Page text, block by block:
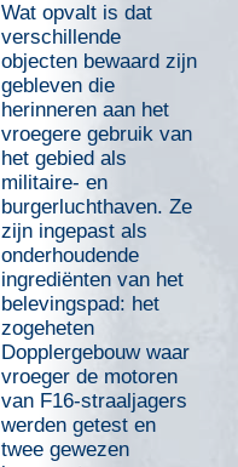
Wat opvalt is dat
verschillende
objecten bewaard zijn
gebleven die
herinneren aan het
vroegere gebruik van
het gebied als
militaire- en
burgerluchthaven. Ze
zijn ingepast als
onderhoudende
ingrediënten van het
belevingspad: het
zogeheten
Dopplergebouw waar
vroeger de motoren
van F16-straaljagers
werden getest en
twee gewezen